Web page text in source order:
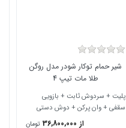
شیر حمام توکار شودر مدل روگن
طلا مات تیپ 4
پلیت + سردوش ثابت + بازویی
سقفی + وان پرکن + دوش دستی
از 36,800,000 تومان